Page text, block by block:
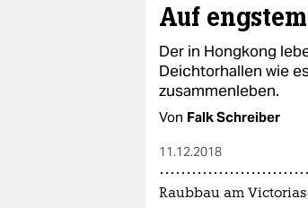
Auf
Der in Hongkong
Deichtorhallen wie
zusammenleben.
Von Falk Schreiber
11.12.2018
Raubbau am